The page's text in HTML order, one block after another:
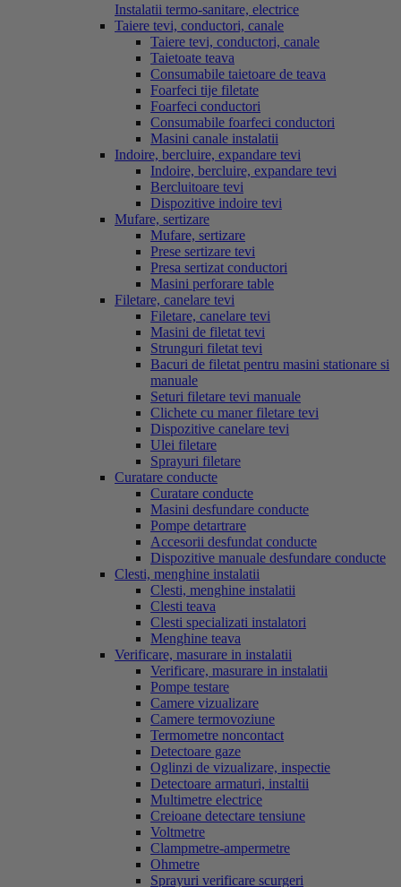
Instalatii termo-sanitare, electrice
Taiere tevi, conductori, canale
Taiere tevi, conductori, canale
Taietoate teava
Consumabile taietoare de teava
Foarfeci tije filetate
Foarfeci conductori
Consumabile foarfeci conductori
Masini canale instalatii
Indoire, bercluire, expandare tevi
Indoire, bercluire, expandare tevi
Bercluitoare tevi
Dispozitive indoire tevi
Mufare, sertizare
Mufare, sertizare
Prese sertizare tevi
Presa sertizat conductori
Masini perforare table
Filetare, canelare tevi
Filetare, canelare tevi
Masini de filetat tevi
Strunguri filetat tevi
Bacuri de filetat pentru masini stationare si
manuale
Seturi filetare tevi manuale
Clichete cu maner filetare tevi
Dispozitive canelare tevi
Ulei filetare
Sprayuri filetare
Curatare conducte
Curatare conducte
Masini desfundare conducte
Pompe detartrare
Accesorii desfundat conducte
Dispozitive manuale desfundare conducte
Clesti, menghine instalatii
Clesti, menghine instalatii
Clesti teava
Clesti specializati instalatori
Menghine teava
Verificare, masurare in instalatii
Verificare, masurare in instalatii
Pompe testare
Camere vizualizare
Camere termovoziune
Termometre noncontact
Detectoare gaze
Oglinzi de vizualizare, inspectie
Detectoare armaturi, instaltii
Multimetre electrice
Creioane detectare tensiune
Voltmetre
Clampmetre-ampermetre
Ohmetre
Sprayuri verificare scurgeri